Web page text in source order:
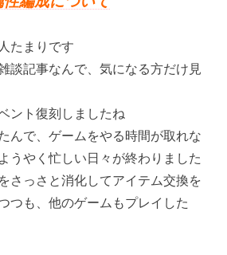
たまりです
談記事なんで、気になる方だけ見
ント復刻しましたね
んで、ゲームをやる時間が取れな
うやく忙しい日々が終わりました
さっさと消化してアイテム交換を
つも、他のゲームもプレイした